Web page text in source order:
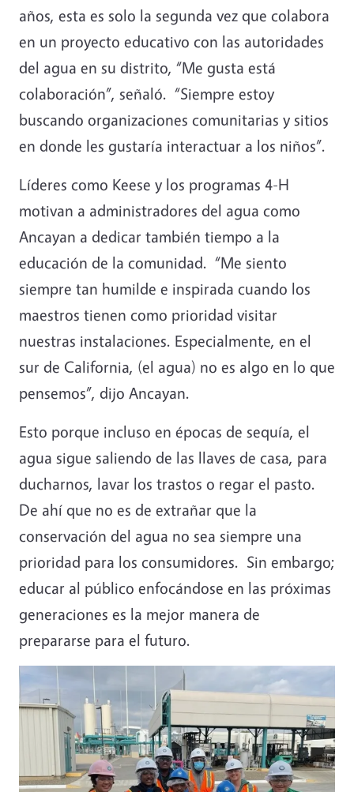
años, esta es solo la segunda vez que colabora
en un proyecto educativo con las autoridades
del agua en su distrito, “Me gusta está
colaboración”, señaló. “Siempre estoy
buscando organizaciones comunitarias y sitios
en donde les gustaría interactuar a los niños”.
Líderes como Keese y los programas 4-H
motivan a administradores del agua como
Ancayan a dedicar también tiempo a la
educación de la comunidad. “Me siento
siempre tan humilde e inspirada cuando los
maestros tienen como prioridad visitar
nuestras instalaciones. Especialmente, en el
sur de California, (el agua) no es algo en lo que
pensemos”, dijo Ancayan.
Esto porque incluso en épocas de sequía, el
agua sigue saliendo de las llaves de casa, para
ducharnos, lavar los trastos o regar el pasto.
De ahí que no es de extrañar que la
conservación del agua no sea siempre una
prioridad para los consumidores. Sin embargo;
educar al público enfocándose en las próximas
generaciones es la mejor manera de
prepararse para el futuro.